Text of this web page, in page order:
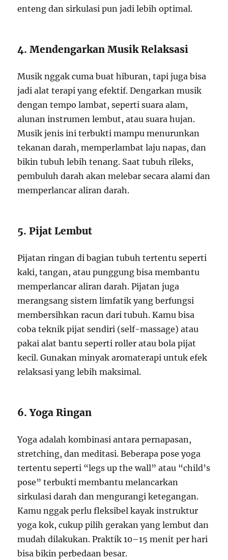
enteng dan sirkulasi pun jadi lebih optimal.
4. Mendengarkan Musik Relaksasi
Musik nggak cuma buat hiburan, tapi juga bisa
jadi alat terapi yang efektif. Dengarkan musik
dengan tempo lambat, seperti suara alam,
alunan instrumen lembut, atau suara hujan.
Musik jenis ini terbukti mampu menurunkan
tekanan darah, memperlambat laju napas, dan
bikin tubuh lebih tenang. Saat tubuh rileks,
pembuluh darah akan melebar secara alami dan
memperlancar aliran darah.
5. Pijat Lembut
Pijatan ringan di bagian tubuh tertentu seperti
kaki, tangan, atau punggung bisa membantu
memperlancar aliran darah. Pijatan juga
merangsang sistem limfatik yang berfungsi
membersihkan racun dari tubuh. Kamu bisa
coba teknik pijat sendiri (self-massage) atau
pakai alat bantu seperti roller atau bola pijat
kecil. Gunakan minyak aromaterapi untuk efek
relaksasi yang lebih maksimal.
6. Yoga Ringan
Yoga adalah kombinasi antara pernapasan,
stretching, dan meditasi. Beberapa pose yoga
tertentu seperti “legs up the wall” atau “child’s
pose” terbukti membantu melancarkan
sirkulasi darah dan mengurangi ketegangan.
Kamu nggak perlu fleksibel kayak instruktur
yoga kok, cukup pilih gerakan yang lembut dan
mudah dilakukan. Praktik 10–15 menit per hari
bisa bikin perbedaan besar.